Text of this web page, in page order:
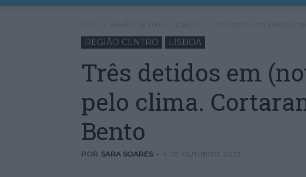
REGIÃO CENTRO LISBOA
Três detidos em
pelo clima.
Bento
POR SARA SOARES - 4 DE OUTUBRO, 2023